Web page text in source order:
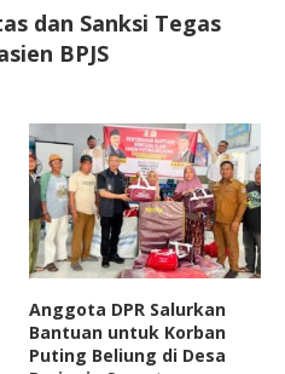
dan Sanksi Tegas
BPJS
Anggota DPR Salurkan
Bantuan untuk Korban
Puting Beliung di Desa